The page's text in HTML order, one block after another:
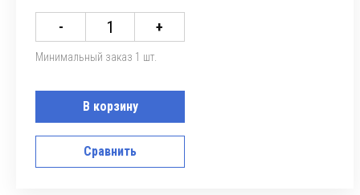
- +
Минимальный заказ 1 шт.
В корзину
Сравнить